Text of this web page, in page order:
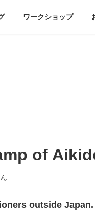
ワークショップ
of
outside Japan.